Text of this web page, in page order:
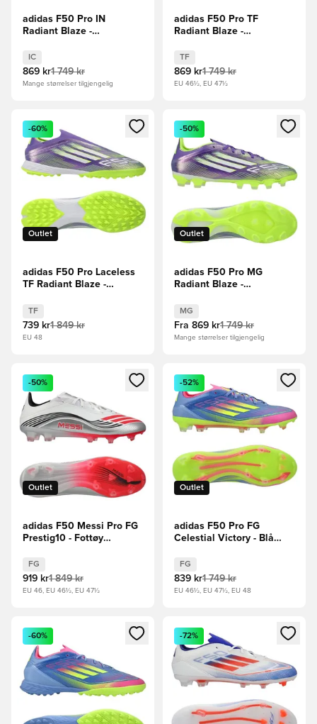
adidas F50 Pro IN
Radiant Blaze -
IC
869 kr1 749 kr
Mange størrelser tilgjengelig
adidas F50 Pro TF
Radiant Blaze -
TF
869 kr1 749 kr
EU 46½, EU 47½
Åpner en Modal for å logge inn eller registrere deg som
Outlet
-60%
adidas F50 Pro Laceless
TF Radiant Blaze -
TF
739 kr1 849 kr
EU 48
Åpner en Modal for å logge
Outlet
-50%
adidas F50 Pro MG
Radiant Blaze -
MG
Fra 869 kr1 749 kr
Mange størrelser tilgjengelig
Åpner en Modal for å logge inn eller registrere deg som
Outlet
-50%
adidas F50 Messi Pro FG
Prestig10 - Fottøy
Metallisk
FG
919 kr1 849 kr
EU 46, EU 46½, EU 47½
Åpner en Modal for å logge
Outlet
-52%
adidas F50 Pro FG
Celestial Victory - Blå
FG
839 kr1 749 kr
EU 46½, EU 47½, EU 48
Åpner en Modal for å logge inn eller registrere deg som
-60%
Åpner en Modal for å logge
-72%